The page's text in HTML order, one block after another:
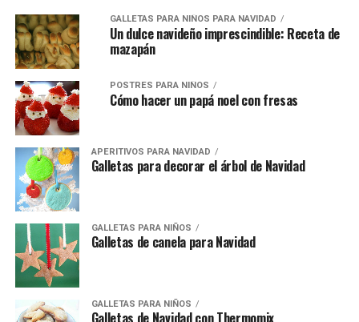
GALLETAS PARA NIÑOS PARA NAVIDAD
Un dulce navideño imprescindible: Receta de
mazapán
POSTRES PARA NIÑOS
Cómo hacer un papá noel con fresas
APERITIVOS PARA NAVIDAD
Galletas para decorar el árbol de Navidad
GALLETAS PARA NIÑOS
Galletas de canela para Navidad
GALLETAS PARA NIÑOS
Galletas de Navidad con Thermomix